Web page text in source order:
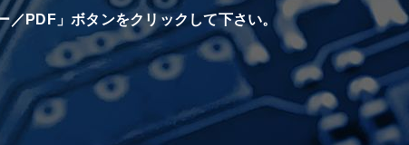
／PDF」ボタンをクリックして下さい。